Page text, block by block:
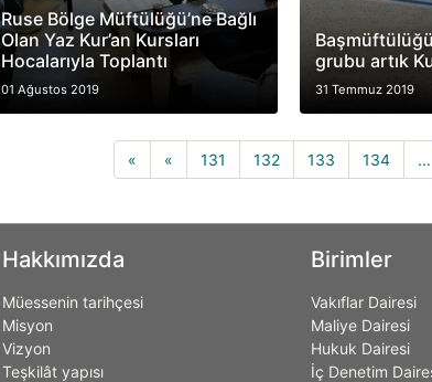
Ruse Bölge Müftülüğü’ne Bağlı
Olan Yaz Kur’an Kursları
Hocalarıyla Toplantı
01 Ağustos 2019
grubu artık
31 Temmuz 2019
« « 131 132 133 134 ...
Hakkımızda
Müessenin tarihçesi
Misyon
Vizyon
Teşkilât yapısı
Birimler
Vakıflar Dairesi
Maliye Dairesi
Hukuk Dairesi
İç Denetim